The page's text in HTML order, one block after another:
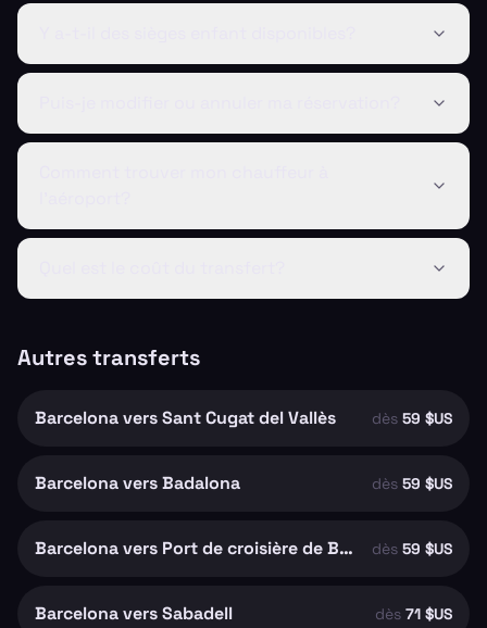
Autres transferts
Barcelona vers Sant Cugat del Vallès dès 59 $US
Barcelona vers Badalona dès 59 $US
Barcelona vers Port de croisière de Barcelone dès 59 $US
Barcelona vers Sabadell dès 71 $US